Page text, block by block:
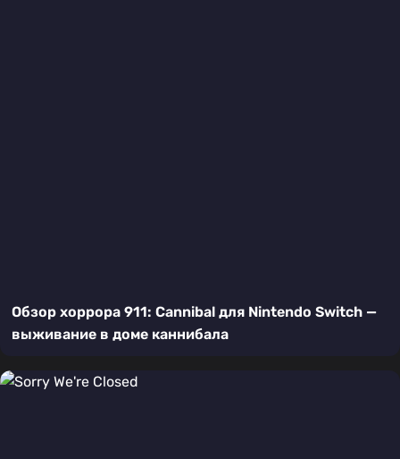
Обзор хоррора 911: Cannibal для Nintendo Switch —
выживание в доме каннибала